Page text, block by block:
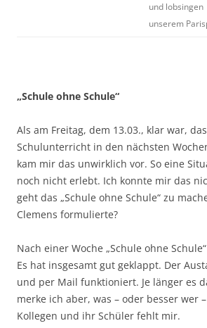
und lobsingen
unserem
„Schule ohne Schule“
Als am Freitag, dem 13.03., klar war,
Schulunterricht in den nächsten
kam mir das unwirklich vor. So eine
noch nicht erlebt. Ich konnte mir das
geht das „Schule ohne Schule“ zu
Clemens formulierte?
Nach einer Woche „Schule ohne
Es hat insgesamt gut geklappt. Der
und per Mail funktioniert. Je länger es
merke ich aber, was – oder besser wer
Kollegen und ihr Schüler fehlt mir.